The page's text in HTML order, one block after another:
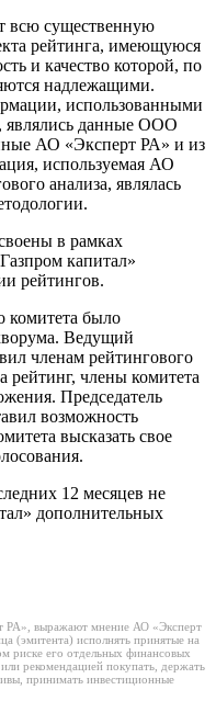
всю существенную
рейтинга, имеющуюся
и качество которой, по
надлежащими.
использованными
являлись данные ООО
АО «Эксперт РА» и из
используемая АО
анализа, являлась
в рамках
капитал»
рейтингов.
комитета было
Ведущий
членам рейтингового
члены комитета
Председатель
возможность
высказать свое
12 месяцев не
дополнительных
РА», выражают мнение АО «Эксперт
(эмитента) исполнять принятые на
риске его отдельных финансовых
рекомендацией покупать, держать
принимать инвестиционные